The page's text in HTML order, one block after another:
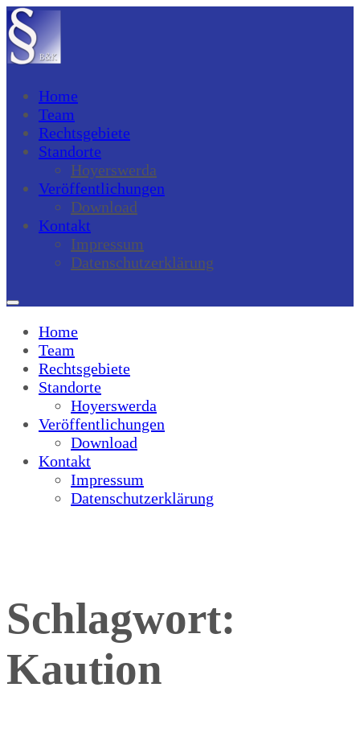
Home
Team
Rechtsgebiete
Standorte
Hoyerswerda
Veröffentlichungen
Download
Kontakt
Impressum
Datenschutzerklärung
Home
Team
Rechtsgebiete
Standorte
Hoyerswerda
Veröffentlichungen
Download
Kontakt
Impressum
Datenschutzerklärung
Schlagwort:
Kaution